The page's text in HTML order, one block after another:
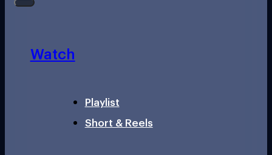
Watch
Playlist
Short & Reels